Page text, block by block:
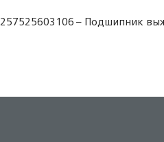
257525603106 – Подшипник